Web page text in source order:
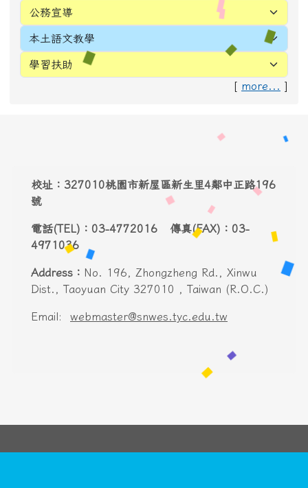
[ more... ]
校址：327010桃園市新屋區新生里4鄰中正路196
號
電話(TEL)：03-4772016 傳真(FAX)：03-
4971036
Address： No. 196, Zhongzheng Rd., Xinwu
Dist., Taoyuan City 327010 , Taiwan (R.O.C.)
Email: webmaster@snwes.tyc.edu.tw